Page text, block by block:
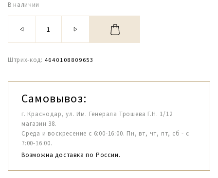
В наличии
Штрих-код: 4640108809653
Самовывоз:
г. Краснодар, ул. Им. Генерала Трошева Г.Н. 1/12
магазин 38.
Среда и воскресение с 6:00-16:00. Пн, вт, чт, пт, сб - с
7:00-16:00.
Возможна доставка по России.